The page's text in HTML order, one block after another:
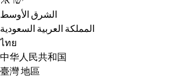
الشرق الأوسط
المملكة العربية السعودية
ไทย
中华人民共和国
臺灣 地區